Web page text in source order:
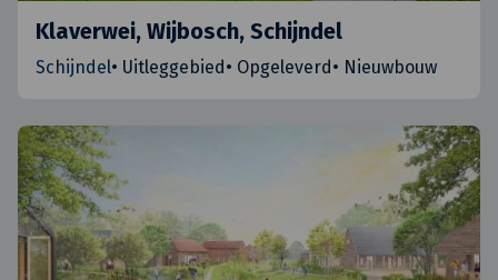
Klaverwei, Wijbosch, Schijndel
Schijndel• Uitleggebied• Opgeleverd• Nieuwbouw